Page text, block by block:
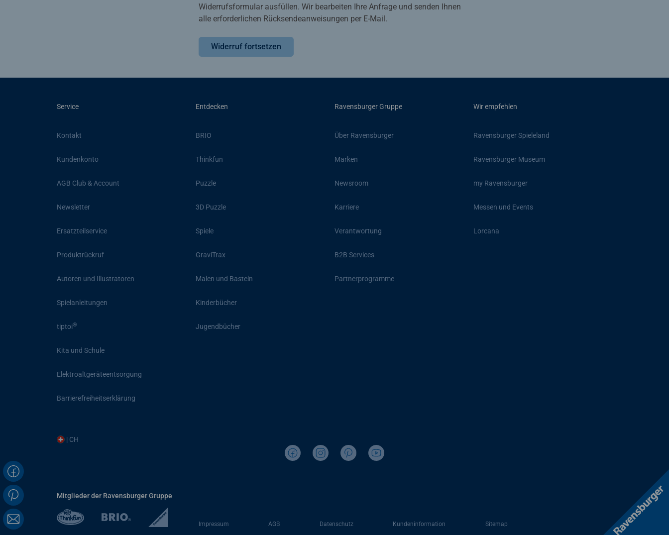
Widerrufsformular ausfüllen. Wir bearbeiten Ihre Anfrage und senden Ihnen
alle erforderlichen Rücksendeanweisungen per E-Mail.
Widerruf fortsetzen
Service
Kontakt
Kundenkonto
AGB Club & Account
Newsletter
Ersatzteilservice
Produktrückruf
Autoren und Illustratoren
Spielanleitungen
tiptoi®
Kita und Schule
Elektroaltgeräteentsorgung
Barrierefreiheitserklärung
Entdecken
BRIO
Thinkfun
Puzzle
3D Puzzle
Spiele
GraviTrax
Malen und Basteln
Kinderbücher
Jugendbücher
Ravensburger Gruppe
Über Ravensburger
Marken
Newsroom
Karriere
Verantwortung
B2B Services
Partnerprogramme
Wir empfehlen
Ravensburger Spieleland
Ravensburger Museum
my Ravensburger
Messen und Events
Lorcana
| CH
Mitglieder der Ravensburger Gruppe
Impressum AGB Datenschutz Kundeninformation Sitemap